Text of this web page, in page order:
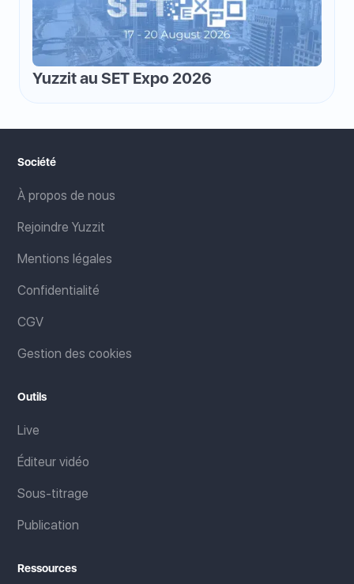
Yuzzit au SET Expo 2026
Société
À propos de nous
Rejoindre Yuzzit
Mentions légales
Confidentialité
CGV
Gestion des cookies
Outils
Live
Éditeur vidéo
Sous-titrage
Publication
Ressources